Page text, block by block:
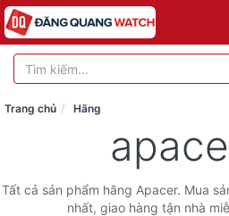
Trang chủ Hãng
Tất cả sản phẩm hãng Apacer. Mua
nhất, giao hàng tận nhà